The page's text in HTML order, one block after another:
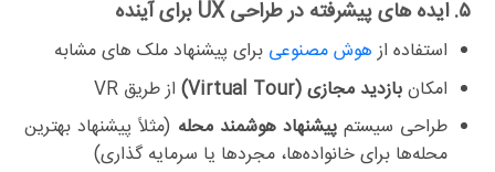
۵. ایده های پیشرفته در طراحی UX برای آینده
استفاده ازهوش مصنوعی برای پیشنهاد ملک های مشابه
امکانبازدید مجازی (Virtual Tour)
از طریق VR
طراحی سیستمپیشنهاد هوشمند محله (مثلاً پیشنهاد بهترین
محله‌ها برای خانواده‌ها، مجردها یا سرمایه گذاری)